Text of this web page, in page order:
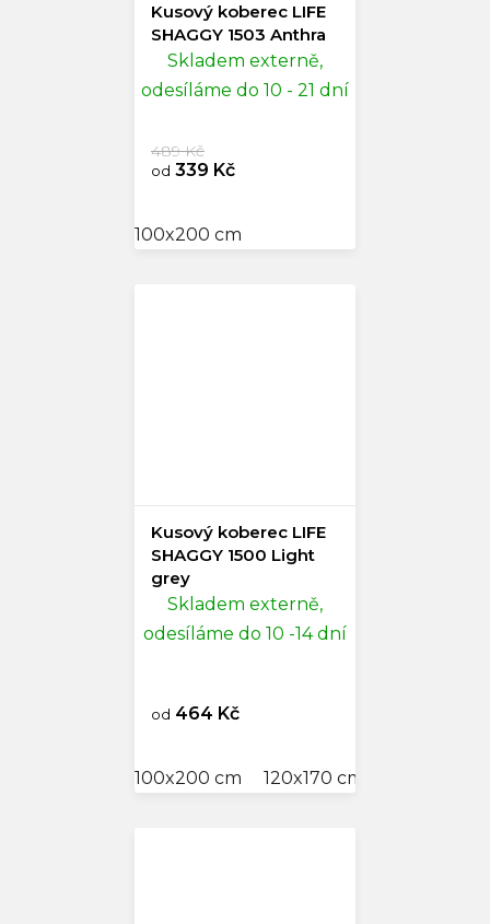
Kusový koberec LIFE
SHAGGY 1503 Anthra
Skladem externě,
odesíláme do 10 - 21 dní
od 339 Kč
489 Kč
100x200 cm
Kusový koberec LIFE
SHAGGY 1500 Light
grey
Skladem externě,
odesíláme do 10 -14 dní
od 464 Kč
100x200 cm 120x170 cm